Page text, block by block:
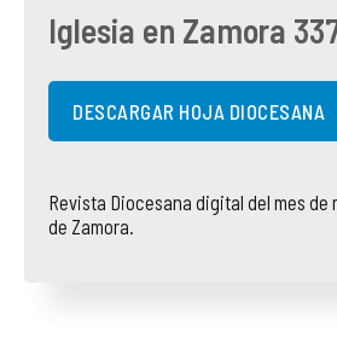
Iglesia en Zamora
DESCARGAR HOJA DIOCESANA
Revista Diocesana digital del mes de
de Zamora.
COMPLIANCE
DOCTRINA DE LA IGLESIA
RENDICIÓN CUENTAS ENTIDADES
PASTORAL SAMARITANA
CENTROS SOCIALES
VIDA CONSAGRADA
IMÁGENES
VÍDEOS